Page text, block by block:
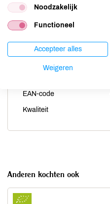
EAN-code
Kwaliteit
Anderen kochten ook
Noodzakelijk
Functioneel
Accepteer alles
Weigeren